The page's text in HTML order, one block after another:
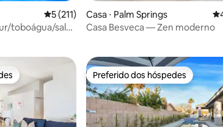
avaliações
5 de uma avaliação média de 5, 211
5 (211)
toboágua/sala
Casa ⋅ Palm Springs
Casa Besveca — Zen moderno
dos hóspedes Preferido dos hóspedes
Preferido dos hóspedes